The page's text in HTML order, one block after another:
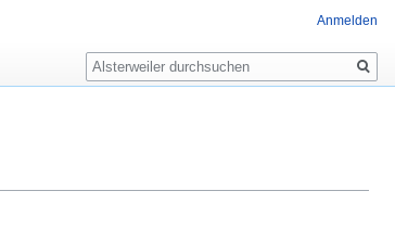
Anmelden
Suche